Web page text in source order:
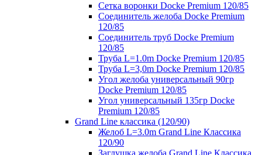
Сетка воронки Docke Premium 120/85
Соединитель желоба Docke Premium
120/85
Соединитель труб Docke Premium
120/85
Труба L=1.0m Docke Premium 120/85
Труба L=3,0m Docke Premium 120/85
Угол желоба универсальный 90гр
Docke Premium 120/85
Угол универсальный 135гр Docke
Premium 120/85
Grand Line классика (120/90)
Желоб L=3.0m Grand Line Классика
120/90
Заглушка желоба Grand Line Классика